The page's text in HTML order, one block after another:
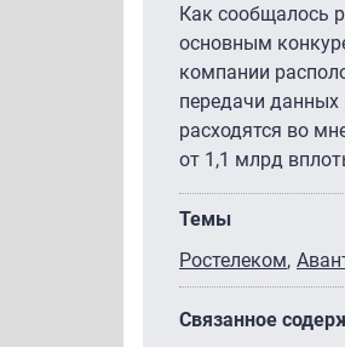
Как сообщалось
основным
компании
передачи данных
расходятся во
от 1,1 млрд
Темы
Ростелеком
Связанное